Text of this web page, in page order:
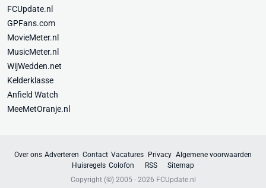
FCUpdate.nl
GPFans.com
MovieMeter.nl
MusicMeter.nl
WijWedden.net
Kelderklasse
Anfield Watch
MeeMetOranje.nl
Over ons Adverteren Contact Vacatures Privacy Algemene voorwaarden
Huisregels Colofon RSS
Sitemap
Copyright (©) 2005 - 2026 FCUpdate.nl